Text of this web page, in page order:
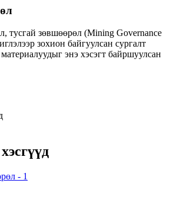
тусгай зөвшөөрөл (Mining Governance
зохион байгуулсан сургалт
энэ хэсэгт байршуулсан
- 1